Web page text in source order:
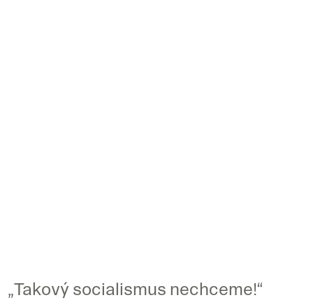
„Takový socialismus nechceme!“